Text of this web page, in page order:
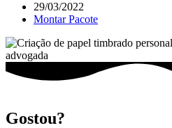
29/03/2022
Montar Pacote
Gostou?